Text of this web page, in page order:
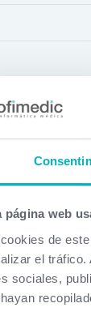
página web
de
el tráfico.
sociales,